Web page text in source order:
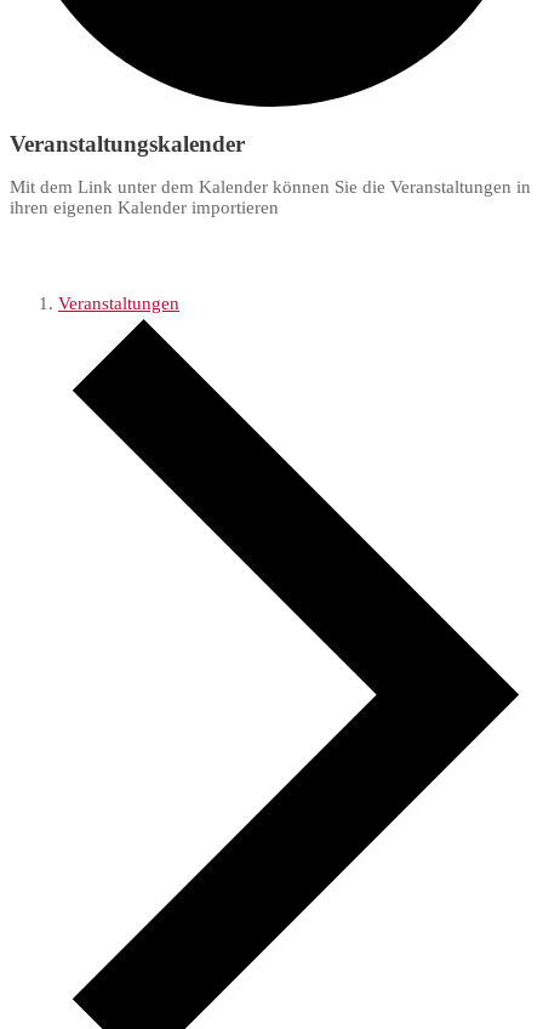
Veranstaltungskalender
Mit dem Link unter dem Kalender können Sie die Veranstaltungen in
ihren eigenen Kalender importieren
Veranstaltungen